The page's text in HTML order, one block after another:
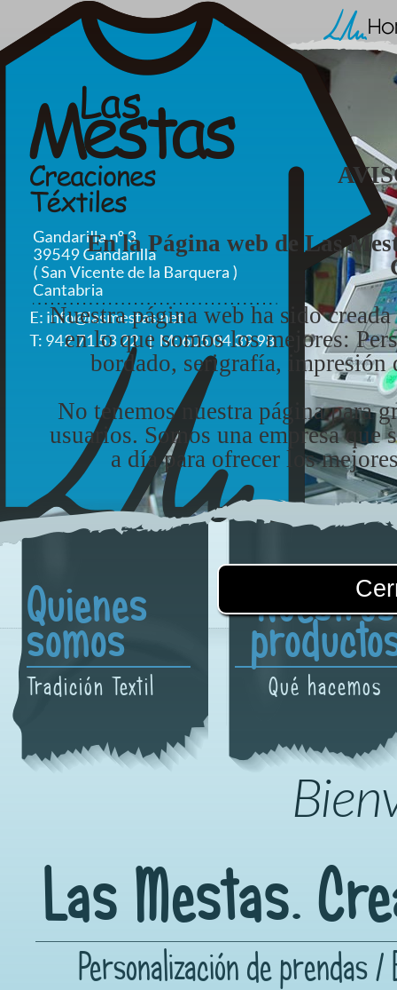
En la Página web de Las
Nuestra página web ha sido
en lo que somos los mejores:
bordado, serigrafía,
No tenemos nuestra página para
usuarios. Somos una empresa
a día para ofrecer los
Quienes
somos
Tradición Textil
Nuestros
Qué hacemos
Las Mestas.
Personalización de prendas